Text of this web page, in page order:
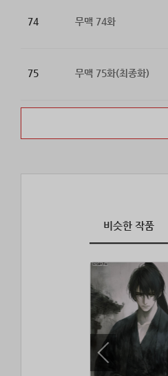
74 무맥 74화
75 무맥 75화(최종화)
비슷한 작품